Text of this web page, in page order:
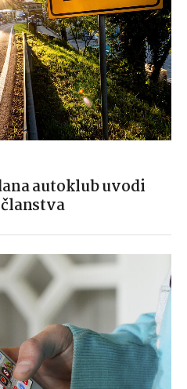
autoklub uvodi